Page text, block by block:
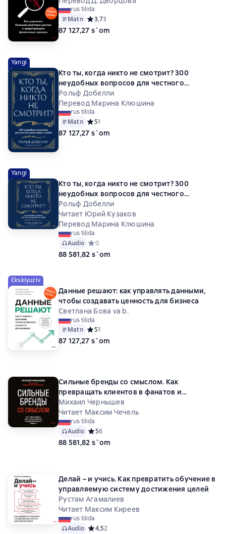
rus tilida
Matn Средний рейтинг 3,7 на основе 3 оценок
3,73
87 127,27 s`om
Yangi
Кто ты, когда никто не смотрит? 300
неудобных вопросов для честного
разговора с собой
Рольф Добелли
Перевод Марина Клюшина
rus tilida
Matn Средний рейтинг 5 на основе 1 оценок
51
87 127,27 s`om
Yangi
Кто ты, когда никто не смотрит? 300
неудобных вопросов для честного
разговора с собой
Рольф Добелли
Читает Юрий Кузаков
Перевод Марина Клюшина
rus tilida
Audio Средний рейтинг 0 на основе 0 оценок
0
88 581,82 s`om
Eksklyuziv
Данные решают: как управлять данными,
чтобы создавать ценность для бизнеса
Светлана Бова va b.
rus tilida
Matn Средний рейтинг 5 на основе 1 оценок
51
87 127,27 s`om
Сильные бренды со смыслом. Как
превращать клиентов в фанатов и
масштабировать бизнес
Михаил Чернышев
Читает Максим Чечель
rus tilida
Audio Средний рейтинг 5 на основе 6 оценок
56
88 581,82 s`om
Делай – и учись. Как превратить обучение в
управляемую систему достижения целей
Рустам Агамалиев
Читает Максим Киреев
rus tilida
Audio Средний рейтинг 4,5 на основе 2 оценок
4,52